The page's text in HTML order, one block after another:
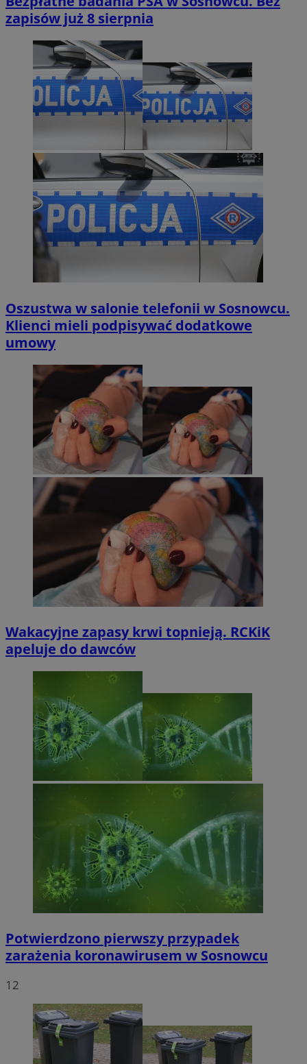
zapisów już 8 sierpnia
Oszustwa w salonie telefonii w Sosnowcu.
Klienci mieli podpisywać dodatkowe
umowy
Wakacyjne zapasy krwi topnieją. RCKiK
apeluje do dawców
Potwierdzono pierwszy przypadek
zarażenia koronawirusem w Sosnowcu
12